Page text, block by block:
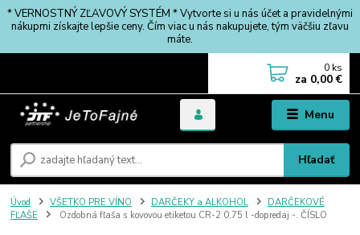
* VERNOSTNÝ ZĽAVOVÝ SYSTÉM * Vytvorte si u nás účet a pravidelnými
nákupmi získajte lepšie ceny. Čím viac u nás nakupujete, tým väčšiu zľavu
máte.
Menu
Hľadať
0 ks
za 0,00 €
Úvod VŠETKO PRE VÍNO DARČEKY a ALKOHOL
DARČEKOVÉ
FĽAŠE
Ozdobná fľaša s kovovou etiketou CR-2 0,75 l -dopredaj -. ČÍSLO